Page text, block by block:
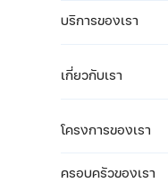
บริการของเรา
เกี่ยวกับเรา
โครงการของเรา
ครอบครัวของเรา